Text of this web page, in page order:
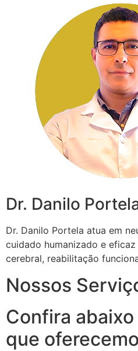
Dr. Danilo
Dr. Danilo Portela atua em
cuidado humanizado e
cerebral, reabilitação
Nossos
Confira
que